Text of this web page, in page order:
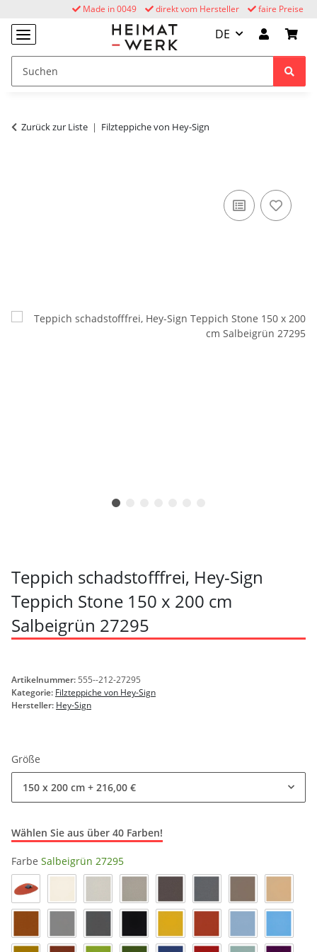
faire Preise
direkt vom Hersteller
Made in 0049
DE
Zurück zur Liste Filzteppiche von Hey-Sign
Teppich schadstofffrei, Hey-Sign
Teppich Stone 150 x 200 cm
Salbeigrün 27295
Artikelnummer: 555--212-27295
Kategorie: Filzteppiche von Hey-Sign
Hersteller: Hey-Sign
Größe
150 x 200 cm + 216,00 €
Wählen Sie aus über 40 Farben!
Farbe Salbeigrün 27295
Iron_66Wollweiss 03Marmor 06Hellmeliert 07
Pepper 47Anthrazit 01Taupe 35
Walnuss 29Hellgrau 16Taubengrau 17
Schwarz 02Curry 23Iron 66 Pastellblau 19
Himmel